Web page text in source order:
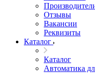
Отзывы
Вакансии
Реквизиты
Каталог
Каталог
Автоматика